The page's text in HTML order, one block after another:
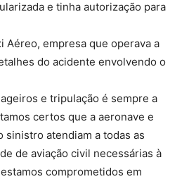
e tinha autorização para
Aéreo, empresa que operava a
do acidente envolvendo o
e tripulação é sempre a
certos que a aeronave e
sinistro atendiam a todas as
de aviação civil necessárias à
comprometidos em